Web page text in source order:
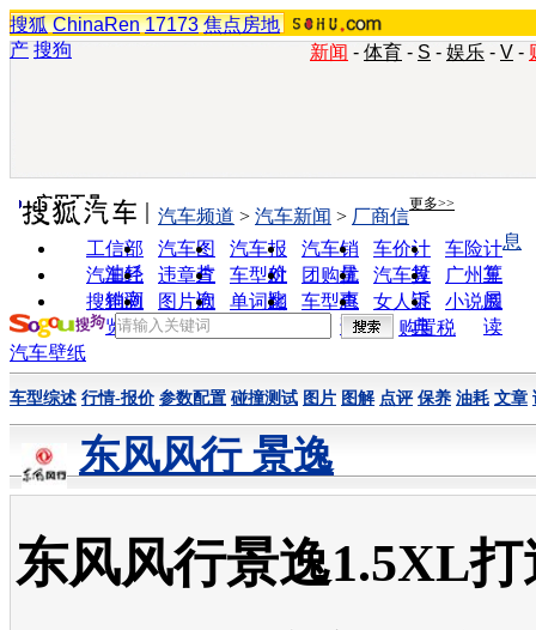
搜狐 ChinaRen 17173 焦点房地
产 搜狗 新闻 - 体育 - S - 娱乐 - V -
实用工具 更多>>
工信部
油耗
汽车图
片
汽车报
价
汽车销
量
车价计
算
车险计
算
汽车经
销商
违章查
询
车型对
比
团购优
惠
汽车投
诉
广州车
展
搜狗浏
览器
图片欣
赏
单词翻
车型查
询
女人宝
典
小说阅
读
汽车频道 > 汽车新闻 > 厂商信
息
购置税
汽车壁纸
车型综述 行情-报价 参数配置 碰撞测试 图片 图解 点评 保养 油耗 文章
东风风行 景逸
东风风行景逸1.5XL